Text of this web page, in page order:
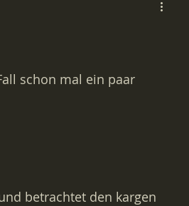
schon mal ein paar
betrachtet den kargen